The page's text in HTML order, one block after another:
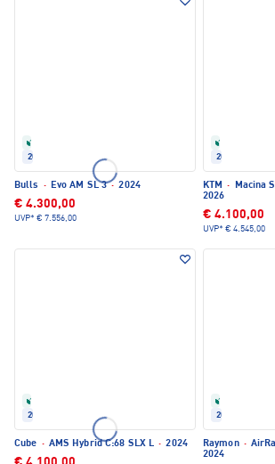
2024
Bulls · Evo AM SL 3· 2024
€ 4.300,00
UVP* € 7.556,00
2026
KTM · Macina
2026
€ 4.100,00
UVP* € 4.545,00
2024
Cube · AMS Hybrid C:68 SLX L · 2024
2024
Raymon ·
2024